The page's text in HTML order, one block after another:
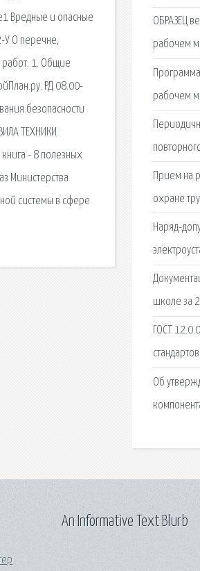
Вредные и опасные
У О перечне,
работ. 1. Общие
РД 08.00-
безопасности
ТЕХНИКИ
- 8 полезных
Министерства
системы в сфере
ОБРАЗЕЦ
рабочем
рабочем
Прием на
охране
Наряд-
школе за
ГОСТ
Об
An Informative Text Blurb